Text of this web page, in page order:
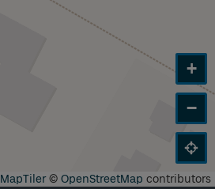
+
−
MapTiler© OpenStreetMap contributors